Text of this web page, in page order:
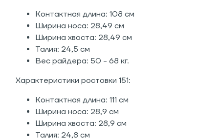
Контактная длина: 108 см
Ширина носа: 28,49 см
Ширина хвоста: 28,49 см
Талия: 24,5 см
Вес райдера: 50 - 68 кг.
Характеристики ростовки 151:
Контактная длина: 111 см
Ширина носа: 28,9 см
Ширина хвоста: 28,9 см
Талия: 24,8 см